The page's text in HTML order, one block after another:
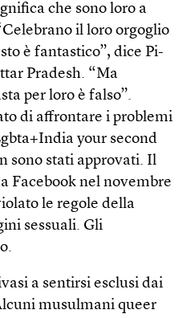
che sono loro a
il loro orgoglio
è fantastico”, dice Pi­
Pradesh. “Ma
per loro è falso”.
di affrontare i problemi
your second
sono stati approvati. Il
Facebook nel novembre
le regole della
sessuali. Gli
a sentirsi esclusi dai
musulmani queer